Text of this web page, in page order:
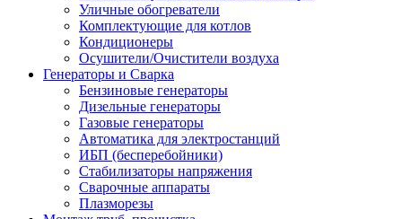
Уличные обогреватели
Комплектующие для котлов
Кондиционеры
Осушители/Очистители воздуха
Генераторы и Сварка
Бензиновые генераторы
Дизельные генераторы
Газовые генераторы
Автоматика для электростанций
ИБП (бесперебойники)
Стабилизаторы напряжения
Сварочные аппараты
Плазморезы